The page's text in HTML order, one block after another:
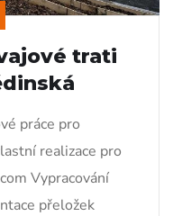
trati
práce pro
realizace pro
Vypracování
přeložek